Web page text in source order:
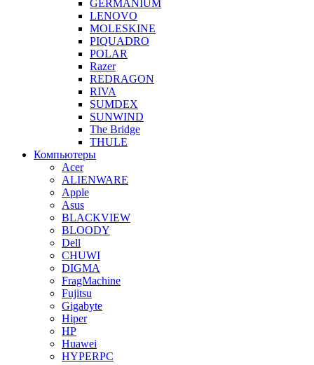
GERMANIUM
LENOVO
MOLESKINE
PIQUADRO
POLAR
Razer
REDRAGON
RIVA
SUMDEX
SUNWIND
The Bridge
THULE
Компьютеры
Acer
ALIENWARE
Apple
Asus
BLACKVIEW
BLOODY
Dell
CHUWI
DIGMA
FragMachine
Fujitsu
Gigabyte
Hiper
HP
Huawei
HYPERPC